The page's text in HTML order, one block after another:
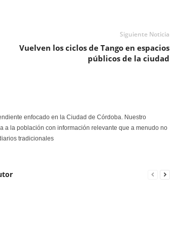
Siguiente Noticia
Vuelven los ciclos de Tango en espacios
públicos de la ciudad
enfocado en la Ciudad de Córdoba. Nuestro
a la población con información relevante que a menudo no
tradicionales